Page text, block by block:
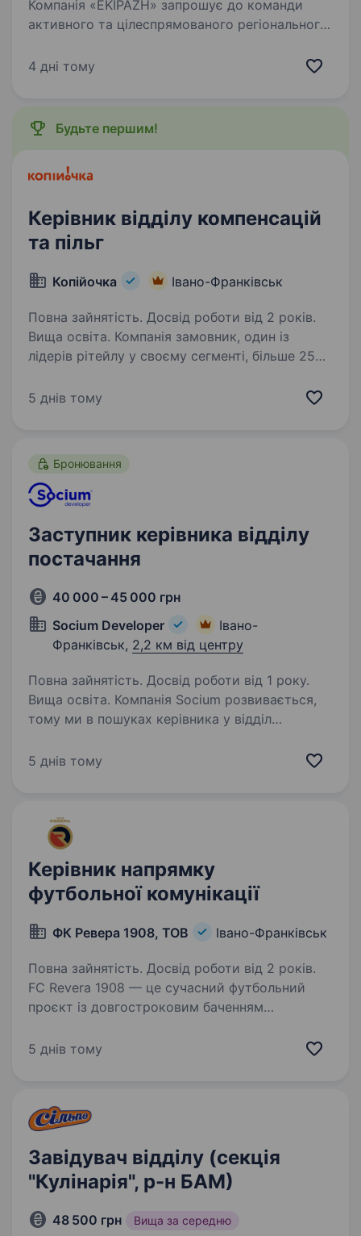
Компанія «EKIPAZH» запрошує до команди
активного та цілеспрямованого регіонального
металопластикових та алюмінієвих
4 дні тому
Будьте першим!
Керівник відділу компенсацій
та пільг
Копійочка Івано-Франківськ
Повна зайнятість. Досвід роботи від 2 років.
Вища освіта. Компанія замовник, один із
лідерів рітейлу у своєму сегменті, більше 2500
КЕРІВНИКА ПІЛЬГ ТА КОМПЕНСАЦІЙ. Наш
5 днів тому
Бронювання
Заступник керівника відділу
постачання
40 000 – 45 000 грн
Socium Developer
Івано-
Франківськ, 2,2 км від центру
Повна зайнятість. Досвід роботи від 1 року.
Вища освіта. Компанія Socium розвивається,
тому ми в пошуках керівника у відділ
роботи на керівній посаді ; Досвід роботи у
5 днів тому
Керівник напрямку
футбольної комунікації
ФК Ревера 1908, ТОВ Івано-Франківськ
Повна зайнятість. Досвід роботи від 2 років.
FC Revera 1908 — це сучасний футбольний
проєкт із довгостроковим баченням
стабільний клуб нового типу. Ми розвиваємо:
5 днів тому
Завідувач відділу (секція
"Кулінарія", р-н БАМ)
48 500 грн Вища за середню